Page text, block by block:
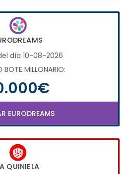
día 10-08-2026
BOTE MILLONARIO:
EURODREAMS
QUINIELA